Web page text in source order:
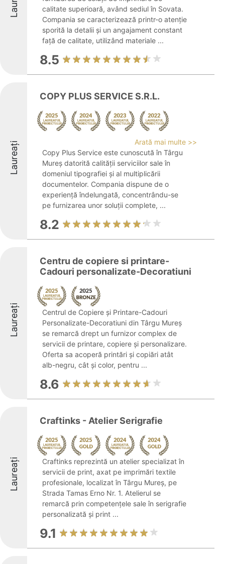
calitate superioară, având sediul în Sovata.
Compania se caracterizează printr-o atenție
sporită la detalii și un angajament constant
față de calitate, utilizând materiale ...
8.5
Laureați
COPY PLUS SERVICE S.R.L.
Arată mai multe >>
Copy Plus Service este cunoscută în Târgu
Mureș datorită calității serviciilor sale în
domeniul tipografiei și al multiplicării
documentelor. Compania dispune de o
experiență îndelungată, concentrându-se
pe furnizarea unor soluții complete, ...
8.2
Laureați
Centru de copiere si printare-
Cadouri personalizate-Decoratiuni
Centrul de Copiere și Printare-Cadouri
Personalizate-Decoratiuni din Târgu Mureș
se remarcă drept un furnizor complex de
servicii de printare, copiere și personalizare.
Oferta sa acoperă printări și copiări atât
alb-negru, cât și color, pentru ...
8.6
Laureați
Craftinks - Atelier Serigrafie
Craftinks reprezintă un atelier specializat în
servicii de print, axat pe imprimări textile
profesionale, localizat în Târgu Mureș, pe
Strada Tamas Erno Nr. 1. Atelierul se
remarcă prin competențele sale în serigrafie
personalizată și print ...
9.1